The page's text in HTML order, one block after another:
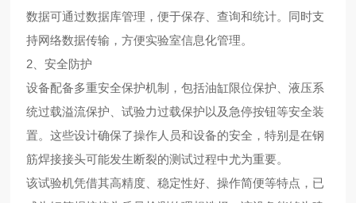
数据可通过数据库管理，便于保存、查询和统计。同时支
持网络数据传输，方便实验室信息化管理。
2、安全防护
设备配备多重安全保护机制，包括油缸限位保护、液压系
统过载溢流保护、试验力过载保护以及急停按钮等安全装
置。这些设计确保了操作人员和设备的安全，特别是在钢
筋焊接接头可能发生断裂的测试过程中尤为重要。
该试验机凭借其高精度、稳定性好、操作简便等特点，已